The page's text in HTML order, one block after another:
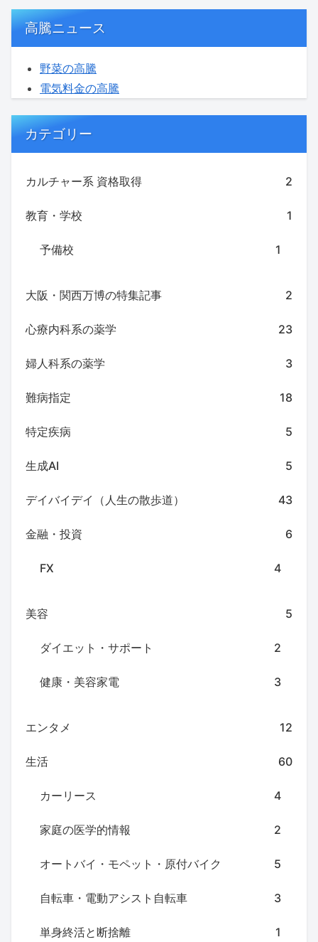
高騰ニュース
野菜の高騰
電気料金の高騰
カテゴリー
カルチャー系 資格取得 2
教育・学校 1
予備校 1
大阪・関西万博の特集記事 2
心療内科系の薬学 23
婦人科系の薬学 3
難病指定 18
特定疾病 5
生成AI 5
デイバイデイ（人生の散歩道） 43
金融・投資 6
FX 4
美容 5
ダイエット・サポート 2
健康・美容家電 3
エンタメ 12
生活 60
カーリース 4
家庭の医学的情報 2
オートバイ・モペット・原付バイク 5
自転車・電動アシスト自転車 3
単身終活と断捨離 1